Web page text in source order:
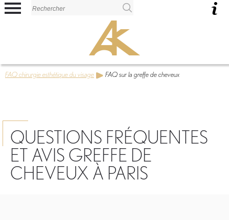
FAQ chirurgie esthétique du visage FAQ sur la greffe de cheveux
QUESTIONS FRÉQUENTES
ET AVIS GREFFE DE
CHEVEUX À PARIS
Panneau de gestion des cookies